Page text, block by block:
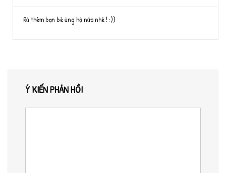
Rủ thêm bạn bè ủng hộ nữa nhé ! :))
Ý KIẾN PHẢN HỒI